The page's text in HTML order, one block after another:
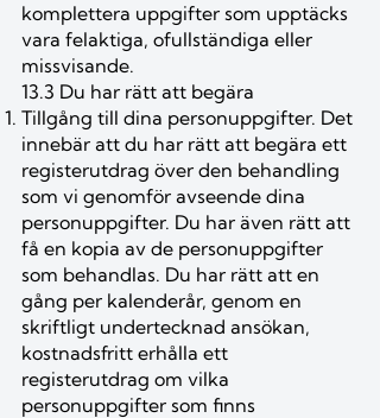
komplettera uppgifter som upptäcks
vara felaktiga, ofullständiga eller
missvisande.
13.3 Du har rätt att begära
Tillgång till dina personuppgifter. Det
innebär att du har rätt att begära ett
registerutdrag över den behandling
som vi genomför avseende dina
personuppgifter. Du har även rätt att
få en kopia av de personuppgifter
som behandlas. Du har rätt att en
gång per kalenderår, genom en
skriftligt undertecknad ansökan,
kostnadsfritt erhålla ett
registerutdrag om vilka
personuppgifter som finns